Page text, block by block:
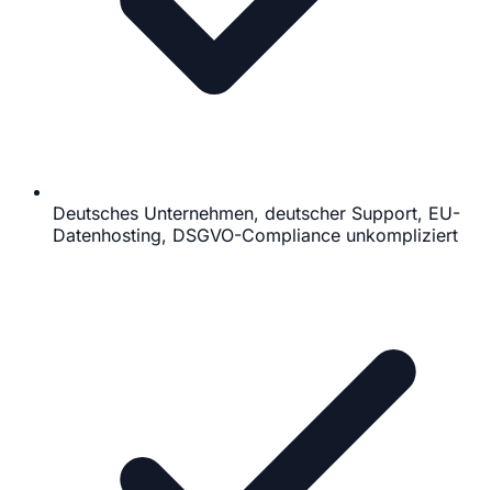
Deutsches Unternehmen, deutscher Support, EU-
Datenhosting, DSGVO-Compliance unkompliziert